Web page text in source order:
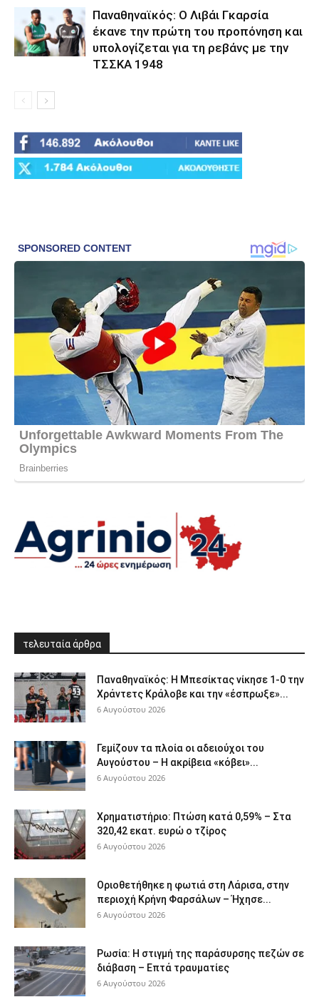
Παναθηναϊκός: Ο Λιβάι Γκαρσία
έκανε την πρώτη του προπόνηση και
υπολογίζεται για τη ρεβάνς με την
ΤΣΣΚΑ 1948
τελευταία άρθρα
Παναθηναϊκός: Η Μπεσίκτας νίκησε 1-0 την
Χράντετς Κράλοβε και την «έσπρωξε»...
6 Αυγούστου 2026
Γεμίζουν τα πλοία οι αδειούχοι του
Αυγούστου – Η ακρίβεια «κόβει»...
6 Αυγούστου 2026
Χρηματιστήριο: Πτώση κατά 0,59% – Στα
320,42 εκατ. ευρώ ο τζίρος
6 Αυγούστου 2026
Οριοθετήθηκε η φωτιά στη Λάρισα, στην
περιοχή Κρήνη Φαρσάλων – Ήχησε...
6 Αυγούστου 2026
Ρωσία: Η στιγμή της παράσυρσης πεζών σε
διάβαση – Επτά τραυματίες
6 Αυγούστου 2026